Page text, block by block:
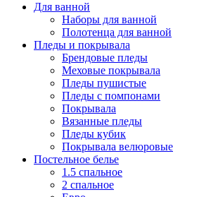
Для ванной
Наборы для ванной
Полотенца для ванной
Пледы и покрывала
Брендовые пледы
Меховые покрывала
Пледы пушистые
Пледы с помпонами
Покрывала
Вязанные пледы
Пледы кубик
Покрывала велюровые
Постельное белье
1.5 спальное
2 спальное